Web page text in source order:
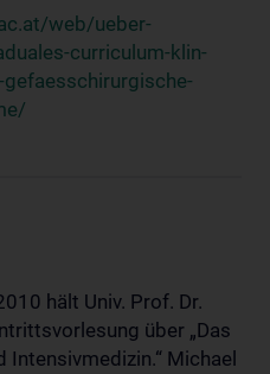
web/ueber-
curriculum-klin-
hält Univ. Prof. Dr.
über „Das
Michael